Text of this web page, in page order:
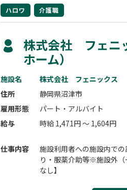
ハロワ 介護職
株式会社 フェニ
ホーム）
施設名
株式会社 フェニックス
住所
静岡県沼津市
雇用形態
パート・アルバイト
給与
時給 1,471円 ～ 1,604円
仕事内容
施設利用者への施設内で
り・服薬介助等※施設外
なし】